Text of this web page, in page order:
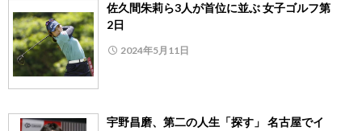
佐久間朱莉ら3人が首位に並ぶ 女子ゴルフ第
2日
2024年5月11日
宇野昌磨、第二の人生「探す」 名古屋でイ